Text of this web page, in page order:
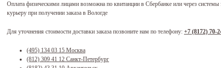
Оплата физическими лицами возможна по квитанции в Сбербанке или через
курьеру при получении заказа в Вологде
Для уточнения стоимости доставки заказа позвоните нам по телефону: +7 (8172) 70-
(495) 134 03 15 Москва
(812) 309 41 12 Санкт-Петербург